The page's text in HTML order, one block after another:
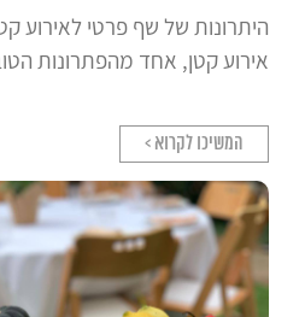
היתרונות של שף פרטי לאירוע
אירוע קטן, אחד מהפתרונות
המשיכו לקרוא >